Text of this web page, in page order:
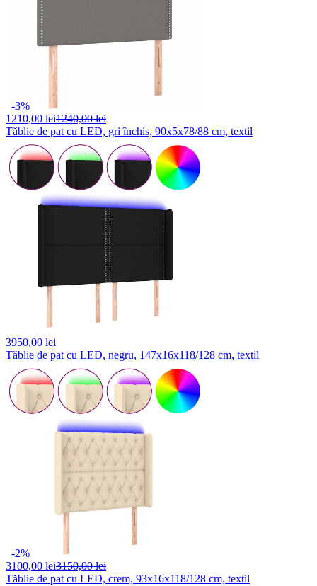
-3%
1210,00 lei1240,00 lei
Tăblie de pat cu LED, gri închis, 90x5x78/88 cm, textil
3950,00 lei
Tăblie de pat cu LED, negru, 147x16x118/128 cm, textil
-2%
3100,00 lei3150,00 lei
Tăblie de pat cu LED, crem, 93x16x118/128 cm, textil